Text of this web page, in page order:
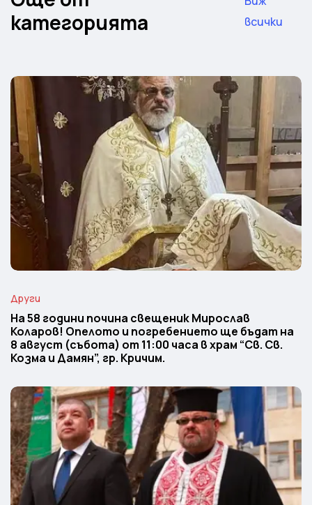
категорията
всички
Други
На 58 години почина свещеник Мирослав
Коларов! Опелото и погребението ще бъдат на
8 август (събота) от 11:00 часа в храм “Св. Св.
Козма и Дамян”, гр. Кричим.